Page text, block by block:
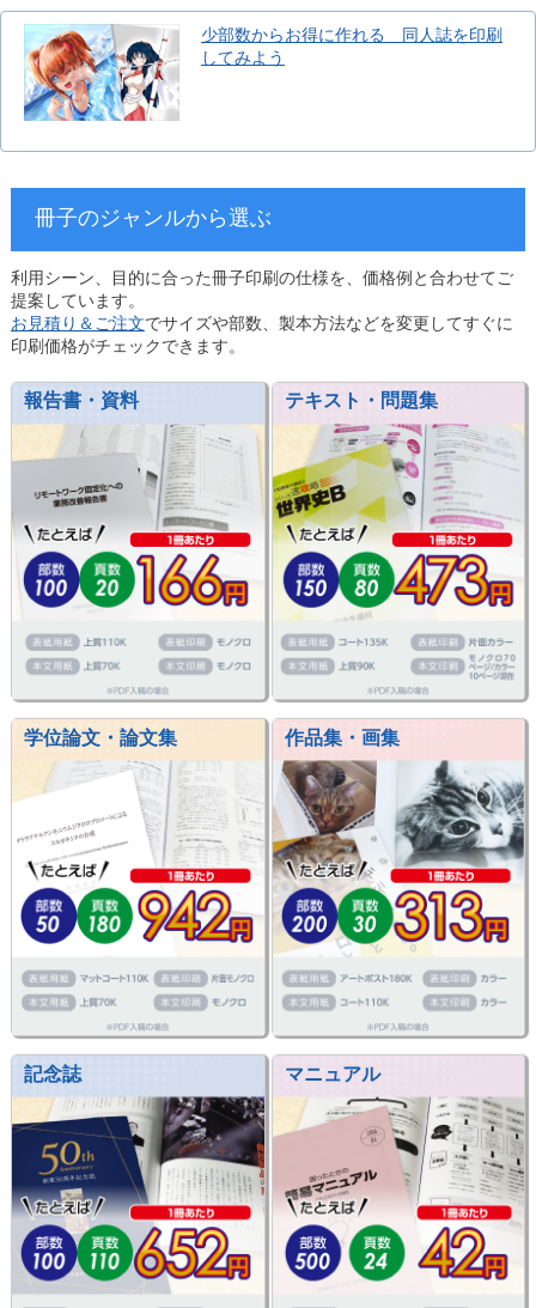
少部数からお得に作れる 同人誌を印刷
してみよう
冊子のジャンルから選ぶ
利用シーン、目的に合った冊子印刷の仕様を、価格例と合わせてご
提案しています。
お見積り＆ご注文でサイズや部数、製本方法などを変更してすぐに
印刷価格がチェックできます。
報告書・資料 テキスト・問題集
学位論文・論文集 作品集・画集
記念誌 マニュアル